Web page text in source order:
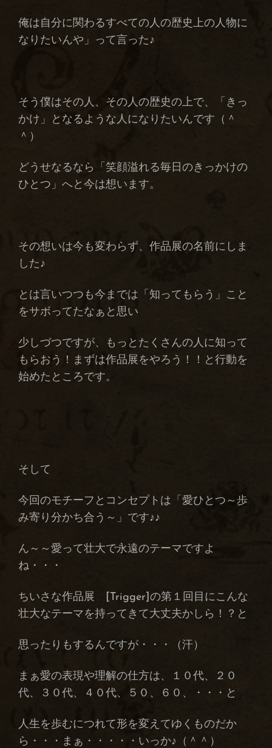
俺は自分に関わるすべての人の歴史上の人物に
なりたいんや」って言った♪
そう僕はその人、その人の歴史の上で、「きっ
かけ」となるような人になりたいんです（＾
＾）
どうせなるなら「笑顔溢れる毎日のきっかけの
ひとつ」へと今は想います。
その想いは今も変わらず、作品展の名前にしま
した♪
とは言いつつも今までは「知ってもらう」こと
をサボってたなぁと思い
少しづつですが、もっとたくさんの人に知って
もらおう！まずは作品展をやろう！！と行動を
始めたところです。
そして
今回のモチーフとコンセプトは「愛ひとつ～歩
み寄り分かち合う～」です♪♪
ん～～愛って壮大で永遠のテーマですよ
ね・・・
ちいさな作品展 [Trigger]の第１回目にこんな
壮大なテーマを持ってきて大丈夫かしら！？と
思ったりもするんですが・・・（汗）
まぁ愛の表現や理解の仕方は、１０代、２０
代、３０代、４０代、５０、６０、・・・と
人生を歩むにつれて形を変えてゆくものだか
ら・・・まぁ・・・・・いっか♪（＾＾）